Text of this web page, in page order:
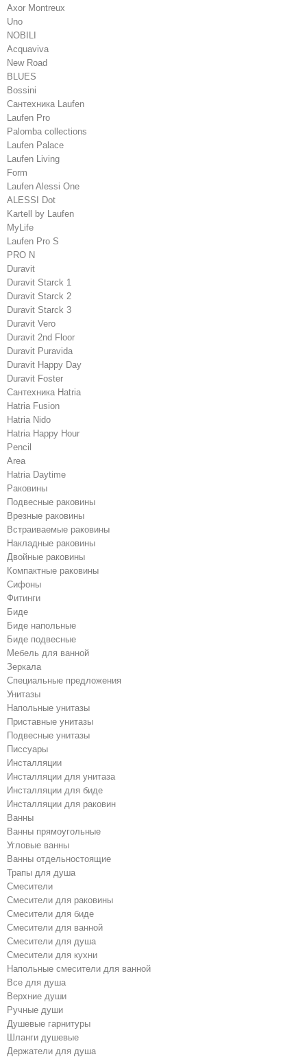
Axor Montreux
Uno
NOBILI
Acquaviva
New Road
BLUES
Bossini
Сантехника Laufen
Laufen Pro
Palomba collections
Laufen Palace
Laufen Living
Form
Laufen Alessi One
ALESSI Dot
Kartell by Laufen
MyLife
Laufen Pro S
PRO N
Duravit
Duravit Starck 1
Duravit Starck 2
Duravit Starck 3
Duravit Vero
Duravit 2nd Floor
Duravit Puravida
Duravit Happy Day
Duravit Foster
Сантехника Hatria
Hatria Fusion
Hatria Nido
Hatria Happy Hour
Pencil
Area
Hatria Daytime
Раковины
Подвесные раковины
Врезные раковины
Встраиваемые раковины
Накладные раковины
Двойные раковины
Компактные раковины
Сифоны
Фитинги
Биде
Биде напольные
Биде подвесные
Мебель для ванной
Зеркала
Специальные предложения
Унитазы
Напольные унитазы
Приставные унитазы
Подвесные унитазы
Писсуары
Инсталляции
Инсталляции для унитаза
Инсталляции для биде
Инсталляции для раковин
Ванны
Ванны прямоугольные
Угловые ванны
Ванны отдельностоящие
Трапы для душа
Смесители
Cмесители для раковины
Смесители для биде
Смесители для ванной
Cмесители для душа
Cмесители для кухни
Напольные смесители для ванной
Все для душа
Верхние души
Ручные души
Душевые гарнитуры
Шланги душевые
Держатели для душа